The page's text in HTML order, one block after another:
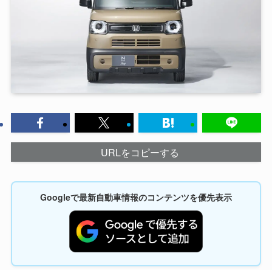
URLをコピーする
Googleで最新自動車情報のコンテンツを優先表示